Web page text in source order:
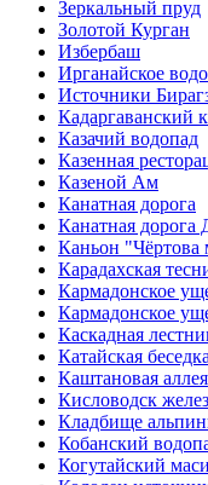
Зеркальный пруд
Золотой Курган
Избербаш
Ирганайское
Источники
Кадаргаванский
Казачий водопад
Казенная
Казеной Ам
Канатная дорога
Канатная дорога
Каньон "Чёртова
Карадахская
Кармадонское
Кармадонское
Каскадная
Катайская беседка
Каштановая аллея
Кисловодск
Кладбище
Кобанский
Когутайский